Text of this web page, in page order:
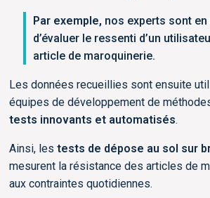
Par exemple, nos experts sont
d’évaluer le ressenti d’un
article de maroquinerie.
Les données recueillies sont ensuite
équipes de développement de
tests innovants et automatisés.
Ainsi, les tests de dépose au sol sur
mesurent la résistance des articles de
aux contraintes quotidiennes.